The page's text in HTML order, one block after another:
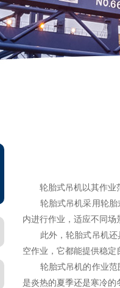
轮胎式吊机以其作业范
轮胎式吊机采用轮胎式
内进行作业，适应不同场
此外，轮胎式吊机还具
空作业，它都能提供稳定
轮胎式吊机的作业范围
是炎热的夏季还是寒冷的